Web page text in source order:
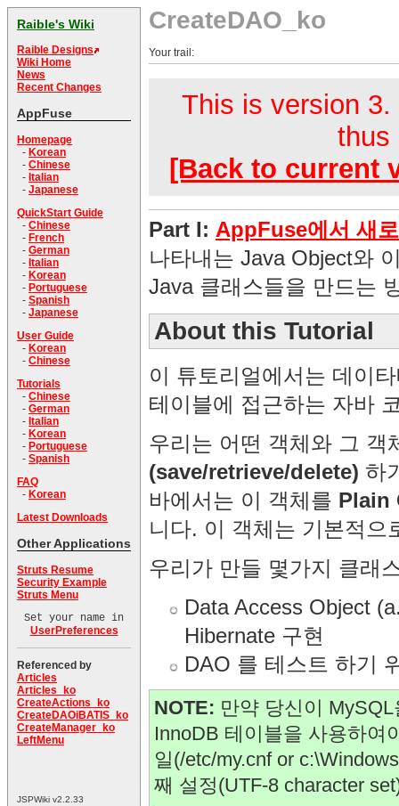
Raible's Wiki
Raible Designs
Wiki Home
News
Recent Changes
AppFuse
Homepage
- Korean
- Chinese
- Italian
- Japanese
QuickStart Guide
- Chinese
- French
- German
- Italian
- Korean
- Portuguese
- Spanish
- Japanese
User Guide
- Korean
- Chinese
Tutorials
- Chinese
- German
- Italian
- Korean
- Portuguese
- Spanish
FAQ
- Korean
Latest Downloads
Other Applications
Struts Resume
Security Example
Struts Menu
Set your name in
UserPreferences
Referenced by
Articles
Articles_ko
CreateActions_ko
CreateDAOiBATIS_ko
CreateManager_ko
LeftMenu
JSPWiki v2.2.33
CreateDAO_ko
Your trail:
This is version
thus
[Back to current
Part I: AppFuse에서 새
나타내는 Java Object와
Java 클래스들을 만드는
About this Tutorial
이 튜토리얼에서는 데이
테이블에 접근하는 자바
우리는 어떤 객체와 그
(save/retrieve/delete) 하
바에서는 이 객체를 Plain
니다. 이 객체는 기본적으
우리가 만들 몇가지 클래
Data Access Object
Hibernate 구현
DAO 를 테스트 하기
NOTE: 만약 당신이
InnoDB 테이블을 사용하여
일(/etc/my.cnf or
째 설정(UTF-8 character